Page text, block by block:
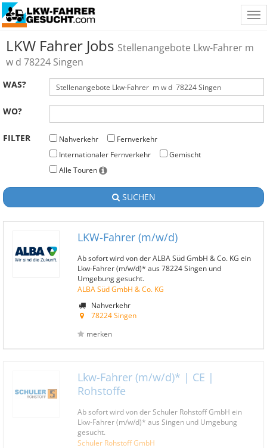
LKW Fahrer Jobs Stellenangebote Lkw-Fahrer m
w d 78224 Singen
WAS?
WO?
FILTER Nahverkehr
Fernverkehr
Internationaler Fernverkehr
Gemischt
Alle Touren
SUCHEN
LKW-Fahrer (m/w/d)
Ab sofort wird von der ALBA Süd GmbH & Co. KG ein
Lkw-Fahrer (m/w/d)* aus 78224 Singen und
Umgebung gesucht.
ALBA Süd GmbH & Co. KG
Nahverkehr
78224 Singen
merken
Lkw-Fahrer (m/w/d)* | CE |
Rohstoffe
Ab sofort wird von der Schuler Rohstoff GmbH ein
Lkw-Fahrer (m/w/d)* aus Singen und Umgebung
gesucht.
Schuler Rohstoff GmbH